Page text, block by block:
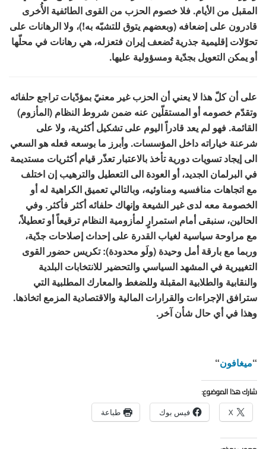
المقبل من الأيام. فلا خصوم الحزب من القوى الطائفية الأُخرى
قادرون على إضعافه (وبعضهم يتوق للتشبّه به!)، ولا الرهانات على
تحوّلات إقليمية جذرية تُضعف إيران فتعزله، هي رهانات في محلّها
أو يمكن التعويل بجدّية ومسؤولية عليها.
على أن كلّ هذا لا يعني أن الحزب غير معنيّ بمؤدّيات تراجع حلفائه
وتقدّم خصومه أو المستقلّين عنه ضمن شروط النظام (المأزوم)
القائمة. فهو لم يعد قادراً اليوم على تشكيل أكثرية، ولا على
شرعنة خياراته داخل المؤسسات. وأبرز ما بوسعه فعله هو السعي
الى إيجاد تسويات دورية تأخذ بالاعتبار تعذّر قيام أكثريات مستديمة
في البرلمان الجديد، أو العودة الى التعطيل والترهيب إن اختلف
مع اتجاهات منافسيه ومناوئيه، وبالتالي تعميق الكراهية له أو
الخصومة معه لدى غير الشيعة وإنهاك حلفائه أكثر فأكثر. وفي
الحالين، سنبقى أمام استمرارٍ لمأزومية النظام ترقيعاً أو تعطيلاً،
مع مراوحة سياسية لغياب القدرة على إحداث إصلاحات جدّية،
وربما مع بارقة أمل وحيدة (ولَو محدودة): تكريس حضور القوى
التغييرية في المشهد السياسي والتحضير للانتخابات البلدية
والنقابية والطلابية المقبلة وللضغط والمعارك المطلبية التي
سترافق الإجراءات والقرارات المالية والاقتصادية المزمع اتخاذها.
وهذا في أي حال شأن آخر.
“ميغافون“
شارك هذا الموضوع:
X فيس بوك طباعة